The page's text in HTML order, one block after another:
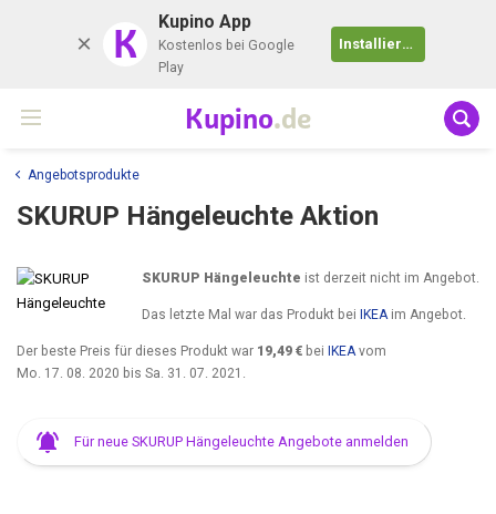
K Kupino App
Kostenlos bei Google
Play
Installieren
Kupino.de
Angebotsprodukte
SKURUP Hängeleuchte Aktion
SKURUP Hängeleuchte ist derzeit nicht im Angebot.
Das letzte Mal war das Produkt bei IKEAim Angebot.
Der beste Preis für dieses Produkt war 19,49 € bei IKEA vom
Mo. 17. 08. 2020 bis Sa. 31. 07. 2021
Für neue SKURUP Hängeleuchte Angebote anmelden